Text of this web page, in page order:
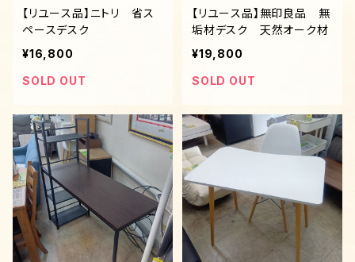
【リユース品】ニトリ 省ス
ペースデスク
¥16,800
SOLD OUT
【リユース品】無印良品 無
垢材デスク 天然オーク材
¥19,800
SOLD OUT